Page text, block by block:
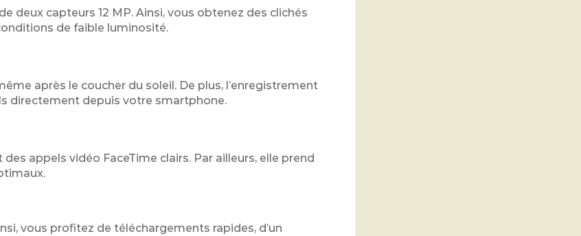
deux capteurs 12 MP. Ainsi, vous obtenez des clichés
de faible luminosité.
après le coucher du soleil. De plus, l’enregistrement
directement depuis votre smartphone.
appels vidéo FaceTime clairs. Par ailleurs, elle prend
vous profitez de téléchargements rapides, d’un